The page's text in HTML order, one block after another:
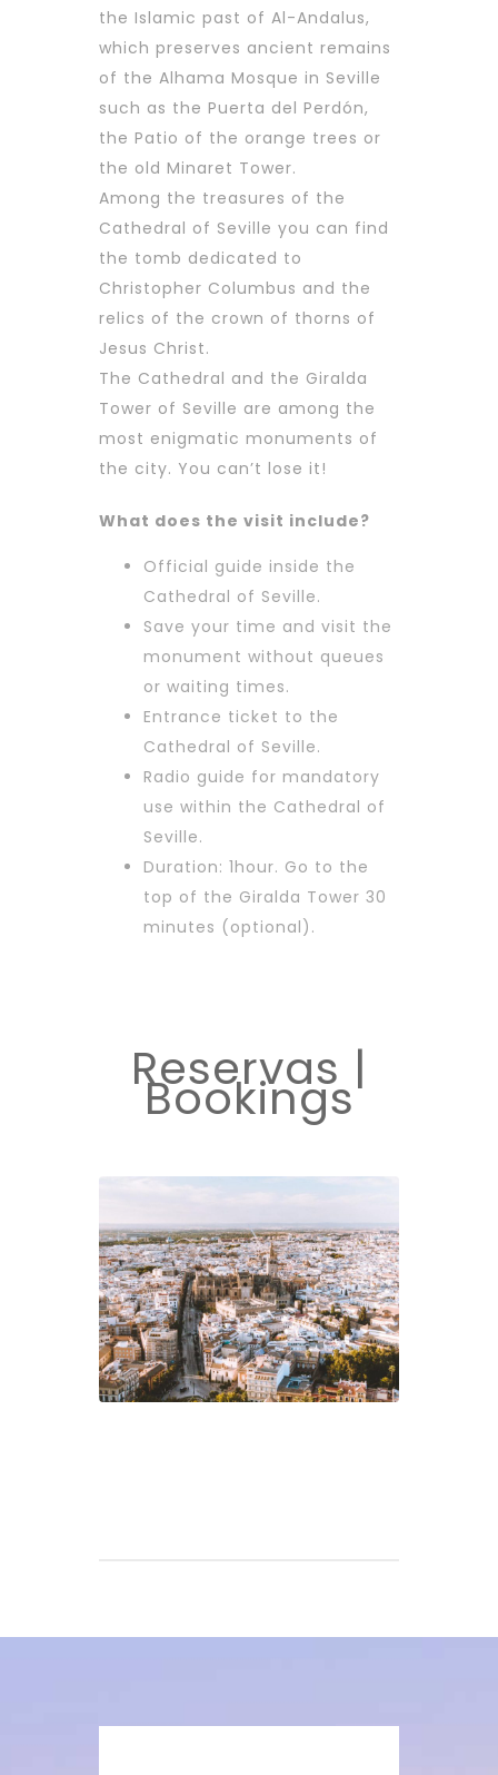
the Islamic past of Al-Andalus,
which preserves ancient remains
of the Alhama Mosque in Seville
such as the Puerta del Perdón,
the Patio of the orange trees or
the old Minaret Tower.
Among the treasures of the
Cathedral of Seville you can find
the tomb dedicated to
Christopher Columbus and the
relics of the crown of thorns of
Jesus Christ.
The Cathedral and the Giralda
Tower of Seville are among the
most enigmatic monuments of
the city. You can’t lose it!
What does the visit include?
Official guide inside the
Cathedral of Seville.
Save your time and visit the
monument without queues
or waiting times.
Entrance ticket to the
Cathedral of Seville.
Radio guide for mandatory
use within the Cathedral of
Seville.
Duration: 1hour. Go to the
top of the Giralda Tower 30
minutes (optional).
Reservas |
Bookings